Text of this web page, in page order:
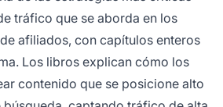
tráfico que se aborda en los
afiliados, con capítulos enteros
Los libros explican cómo los
contenido que se posicione alto